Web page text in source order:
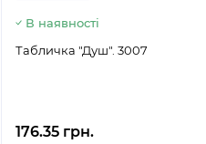
В наявності
Табличка "Душ". 3007
176.35 грн.